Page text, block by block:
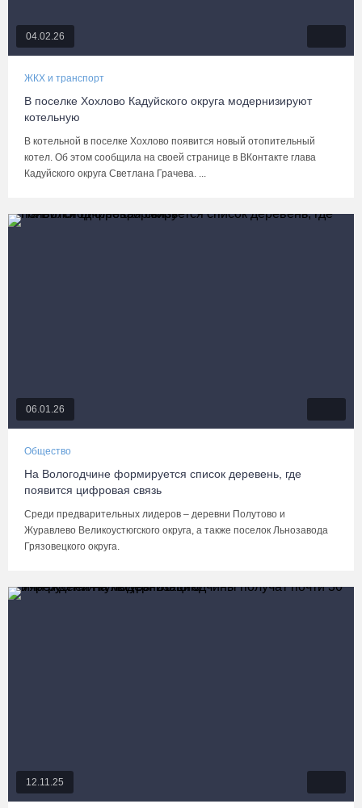
04.02.26
ЖКХ и транспорт
В поселке Хохлово Кадуйского округа модернизируют
котельную
В котельной в поселке Хохлово появится новый отопительный
котел. Об этом сообщила на своей странице в ВКонтакте глава
Кадуйского округа Светлана Грачева. ...
06.01.26
Общество
На Вологодчине формируется список деревень, где
появится цифровая связь
Среди предварительных лидеров – деревни Полутово и
Журавлево Великоустюгского округа, а также поселок Льнозавода
Грязовецкого округа.
12.11.25